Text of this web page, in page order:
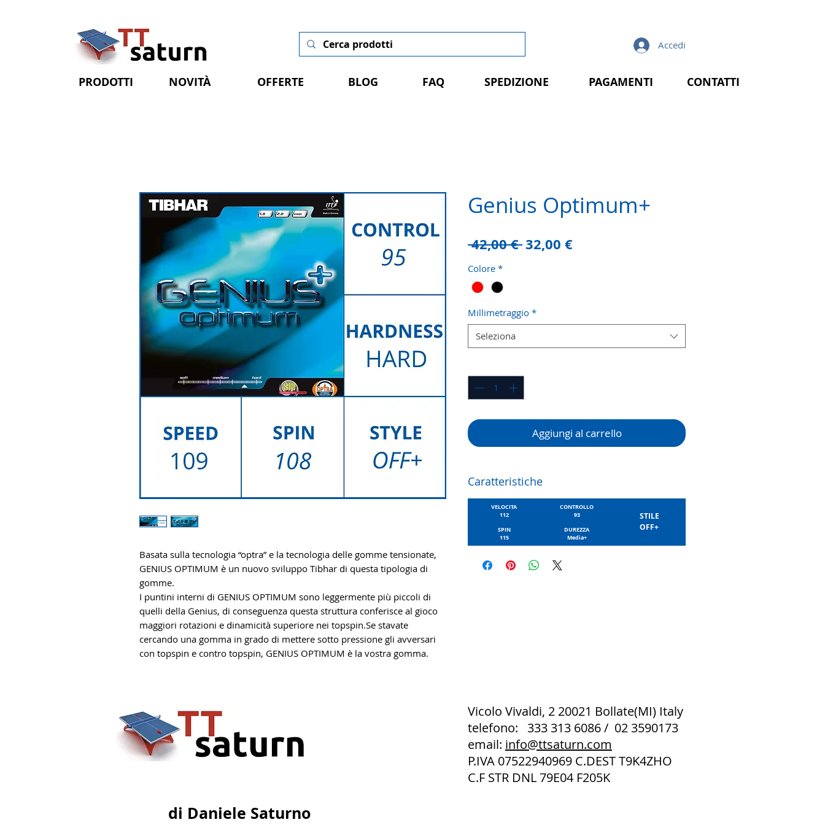
Accedi
SPEDIZIONE PAGAMENTI
FAQ
BLOG
NOVITÀ
PRODOTTI CONTATTI
OFFERTE
Basata sulla tecnologia “optra” e la tecnologia delle gomme tensionate,
GENIUS OPTIMUM è un nuovo sviluppo Tibhar di questa tipologia di
gomme.
I puntini interni di GENIUS OPTIMUM sono leggermente più piccoli di
quelli della Genius, di conseguenza questa struttura conferisce al gioco
maggiori rotazioni e dinamicità superiore nei topspin.Se stavate
cercando una gomma in grado di mettere sotto pressione gli avversari
con topspin e contro topspin, GENIUS OPTIMUM è la vostra gomma.
Genius Optimum+
42,00 € Prezzo
32,00 €Prezzo
Colore *
Millimetraggio *
Seleziona
Aggiungi al carrello
Caratteristiche
VELOCITA
112
SPIN
115
CONTROLLO
93
DUREZZA
Media+
STILE
OFF+
Vicolo Vivaldi, 2 20021 Bollate(MI) Italy
telefono: 333 313 6086 / 02 3590173
email: info@ttsaturn.com
P.IVA 07522940969 C.DEST T9K4ZHO
C.F STR DNL 79E04 F205K
di Daniele Saturno